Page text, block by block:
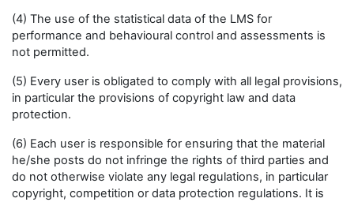
(4) The use of the statistical data of the LMS for
performance and behavioural control and assessments is
not permitted.
(5) Every user is obligated to comply with all legal provisions,
in particular the provisions of copyright law and data
protection.
(6) Each user is responsible for ensuring that the material
he/she posts do not infringe the rights of third parties and
do not otherwise violate any legal regulations, in particular
copyright, competition or data protection regulations. It is